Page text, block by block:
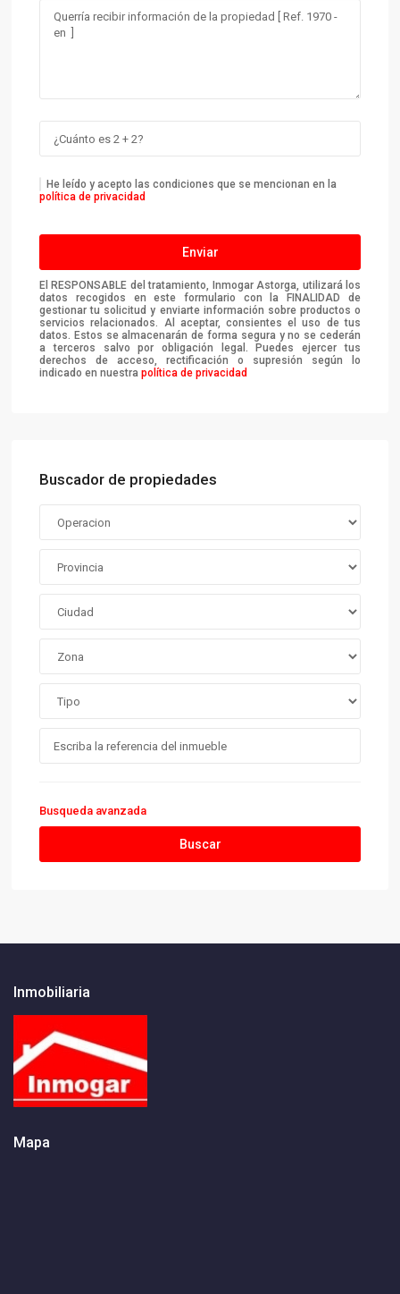
He leído y acepto las condiciones que se mencionan en la
política de privacidad
El RESPONSABLE del tratamiento, Inmogar Astorga, utilizará los
datos recogidos en este formulario con la FINALIDAD de
gestionar tu solicitud y enviarte información sobre productos o
servicios relacionados. Al aceptar, consientes el uso de tus
datos. Estos se almacenarán de forma segura y no se cederán
a terceros salvo por obligación legal. Puedes ejercer tus
derechos de acceso, rectificación o supresión según lo
indicado en nuestrapolítica de privacidad
Buscador de propiedades
Busqueda avanzada
Buscar
Inmobiliaria
Mapa